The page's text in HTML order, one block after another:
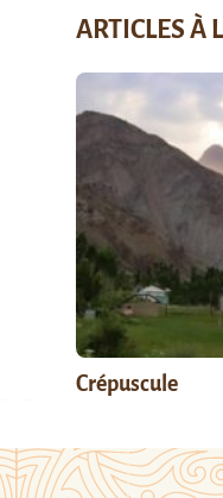
ARTICLES À
Crépuscule